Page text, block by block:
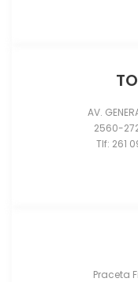
AV.
2560-272
Tlf: 261
Praceta